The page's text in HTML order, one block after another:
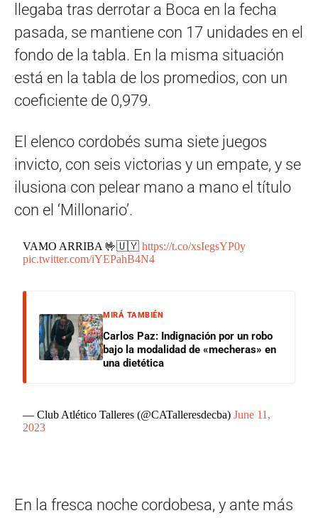
llegaba tras derrotar a Boca en la fecha
pasada, se mantiene con 17 unidades en el
fondo de la tabla. En la misma situación
está en la tabla de los promedios, con un
coeficiente de 0,979.
El elenco cordobés suma siete juegos
invicto, con seis victorias y un empate, y se
ilusiona con pelear mano a mano el título
con el ‘Millonario’.
VAMO ARRIBA 🤟🇺🇾https://t.co/xsIegsYP0y
pic.twitter.com/iYEPahB4N4
MIRÁ TAMBIÉN
Carlos Paz: Indignación por un robo
bajo la modalidad de «mecheras» en
una dietética
— Club Atlético Talleres (@CATalleresdecba)June 11,
2023
En la fresca noche cordobesa, y ante más